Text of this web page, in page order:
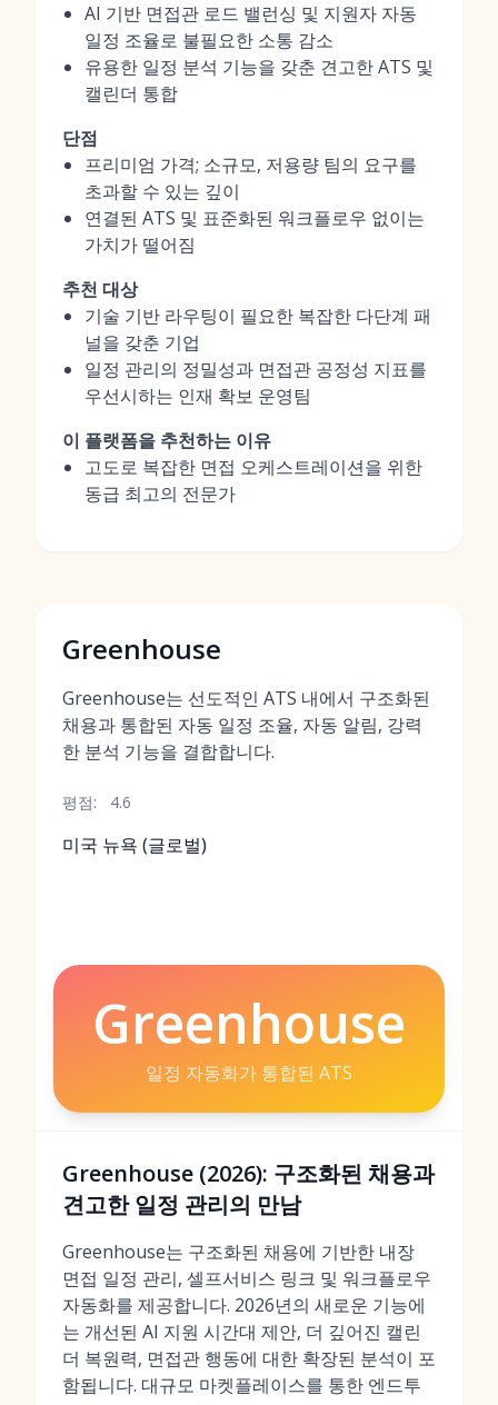
AI 기반 면접관 로드 밸런싱 및 지원자 자동
일정 조율로 불필요한 소통 감소
유용한 일정 분석 기능을 갖춘 견고한 ATS 및
캘린더 통합
단점
프리미엄 가격; 소규모, 저용량 팀의 요구를
초과할 수 있는 깊이
연결된 ATS 및 표준화된 워크플로우 없이는
가치가 떨어짐
추천 대상
기술 기반 라우팅이 필요한 복잡한 다단계 패
널을 갖춘 기업
일정 관리의 정밀성과 면접관 공정성 지표를
우선시하는 인재 확보 운영팀
이 플랫폼을 추천하는 이유
고도로 복잡한 면접 오케스트레이션을 위한
동급 최고의 전문가
Greenhouse
Greenhouse는 선도적인 ATS 내에서 구조화된
채용과 통합된 자동 일정 조율, 자동 알림, 강력
한 분석 기능을 결합합니다.
평점: 4.6
미국 뉴욕 (글로벌)
Greenhouse
일정 자동화가 통합된 ATS
Greenhouse (2026): 구조화된 채용과
견고한 일정 관리의 만남
Greenhouse는 구조화된 채용에 기반한 내장
면접 일정 관리, 셀프서비스 링크 및 워크플로우
자동화를 제공합니다. 2026년의 새로운 기능에
는 개선된 AI 지원 시간대 제안, 더 깊어진 캘린
더 복원력, 면접관 행동에 대한 확장된 분석이 포
함됩니다. 대규모 마켓플레이스를 통한 엔드투